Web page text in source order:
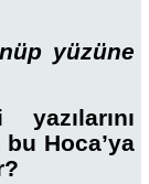
yüzüne
bu Hoca’ya